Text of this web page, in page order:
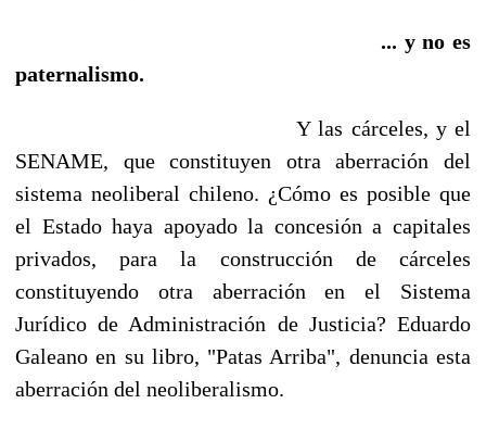
... y no es
paternalismo.
Y las cárceles, y el
SENAME, que constituyen otra aberración del
sistema neoliberal chileno. ¿Cómo es posible que
el Estado haya apoyado la concesión a capitales
privados, para la construcción de cárceles
constituyendo otra aberración en el Sistema
Jurídico de Administración de Justicia? Eduardo
Galeano en su libro, "Patas Arriba", denuncia esta
aberración del neoliberalismo.